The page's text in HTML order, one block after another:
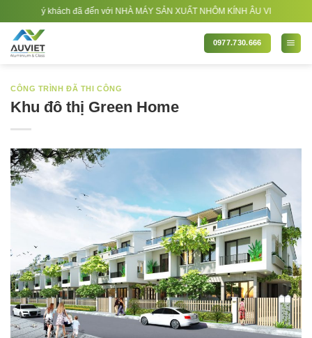
qua
nội
dung
quý khách đã đến với NHÀ MÁY SẢN XUẤT NHÔM KÍNH ÂU VIỆT. Nhà Sản
0977.730.666
CÔNG TRÌNH ĐÃ THI CÔNG
Khu đô thị Green Home